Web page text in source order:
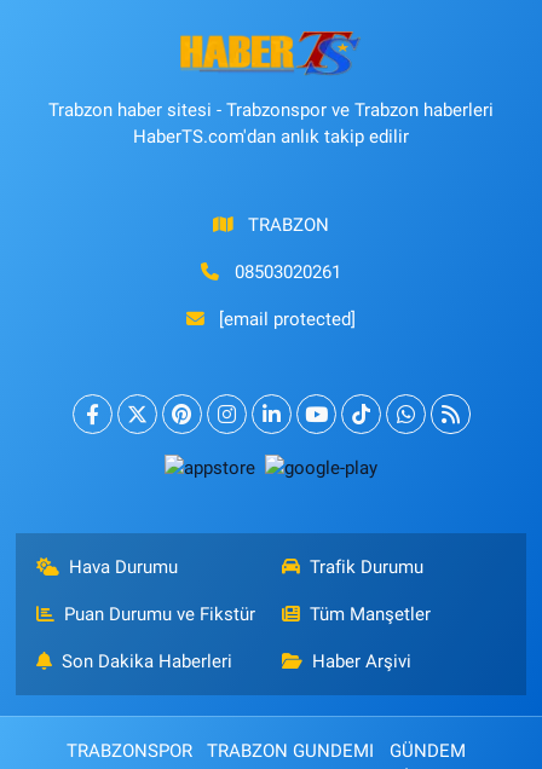
Trabzon haber sitesi - Trabzonspor ve Trabzon haberleri
HaberTS.com'dan anlık takip edilir
TRABZON
08503020261
[email protected]
Hava Durumu Trafik Durumu
Puan Durumu ve Fikstür Tüm Manşetler
Son Dakika Haberleri Haber Arşivi
TRABZONSPOR TRABZON GUNDEMI
GÜNDEM